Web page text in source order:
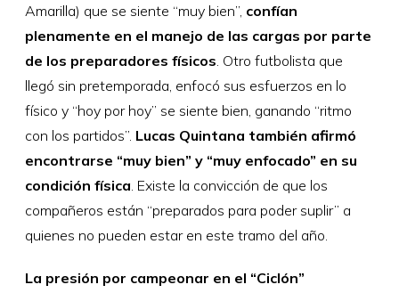
Amarilla) que se siente “muy bien”, confían
plenamente en el manejo de las cargas por parte
de los preparadores físicos . Otro futbolista que
llegó sin pretemporada, enfocó sus esfuerzos en lo
físico y “hoy por hoy” se siente bien, ganando “ritmo
con los partidos”. Lucas Quintana también afirmó
encontrarse “muy bien” y “muy enfocado” en su
condición física . Existe la convicción de que los
compañeros están “preparados para poder suplir” a
quienes no pueden estar en este tramo del año.
La presión por campeonar en el “Ciclón”